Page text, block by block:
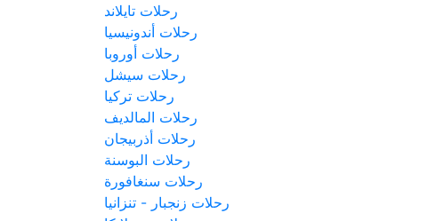
رحلات تايلاند
رحلات أندونيسيا
رحلات أوروبا
رحلات سيشل
رحلات تركيا
رحلات المالديف
رحلات أذربيجان
رحلات البوسنة
رحلات سنغافورة
رحلات زنجبار - تنزانيا